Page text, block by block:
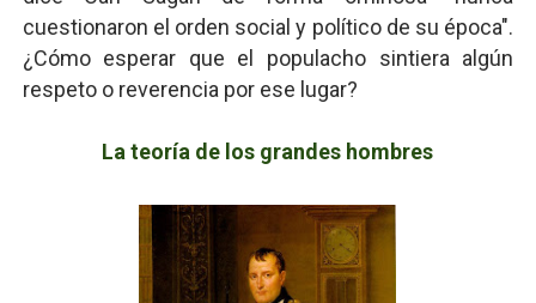
cuestionaron el orden social y político de su época".
¿Cómo esperar que el populacho sintiera algún
respeto o reverencia por ese lugar?
La teoría de los grandes hombres